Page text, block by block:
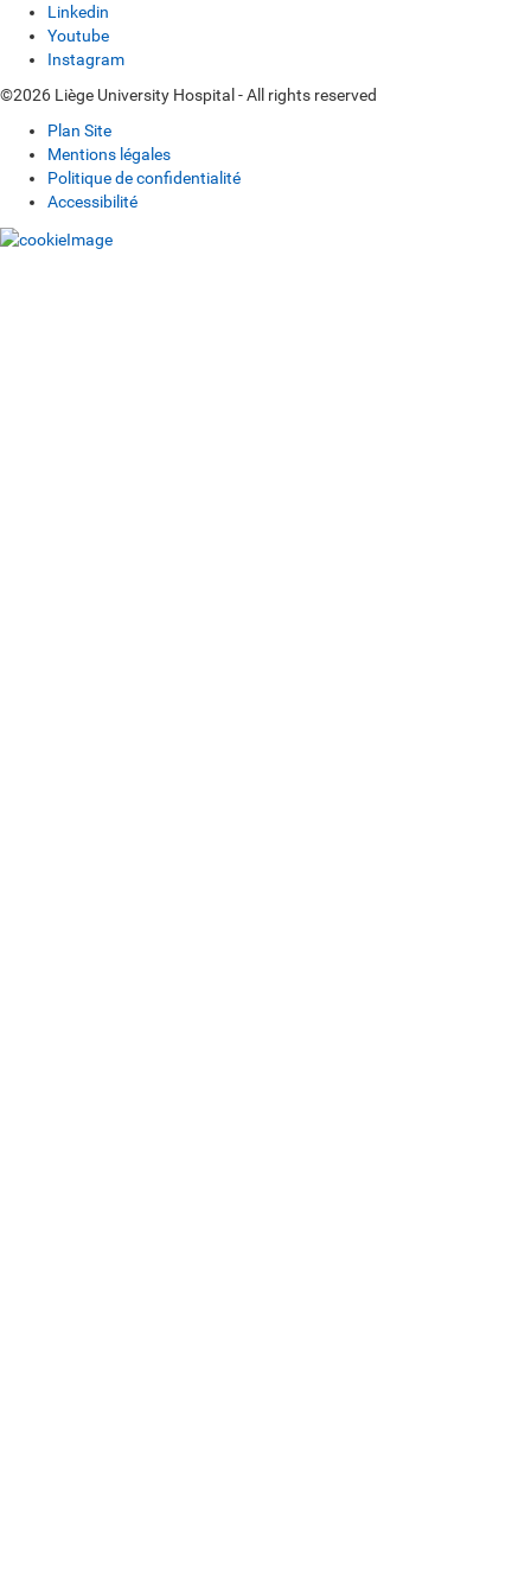
Linkedin
Youtube
Instagram
©2026 Liège University Hospital - All rights reserved
Plan Site
Mentions légales
Politique de confidentialité
Accessibilité